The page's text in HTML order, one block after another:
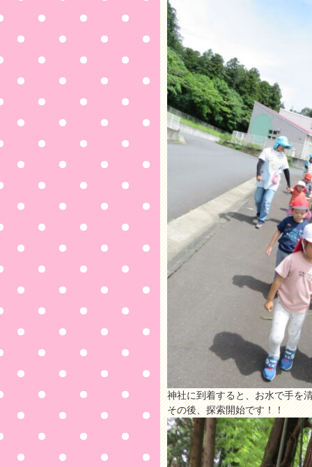
神社に到着すると、お水で手を
その後、探索開始です！！